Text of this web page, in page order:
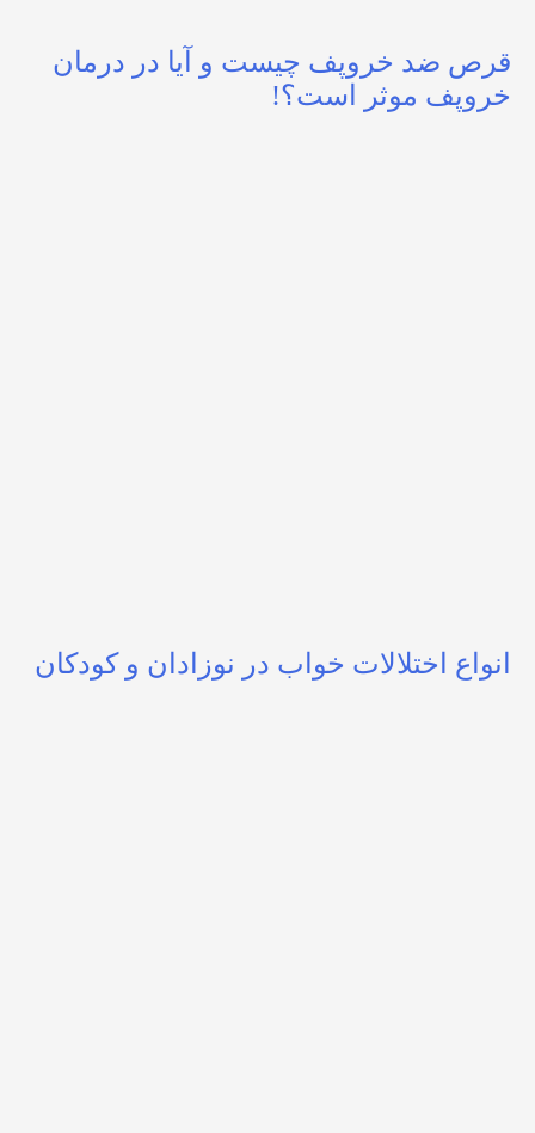
قرص ضد خروپف چیست و آیا در درمان
خروپف موثر است؟!
انواع اختلالات خواب در نوزادان و کودکان